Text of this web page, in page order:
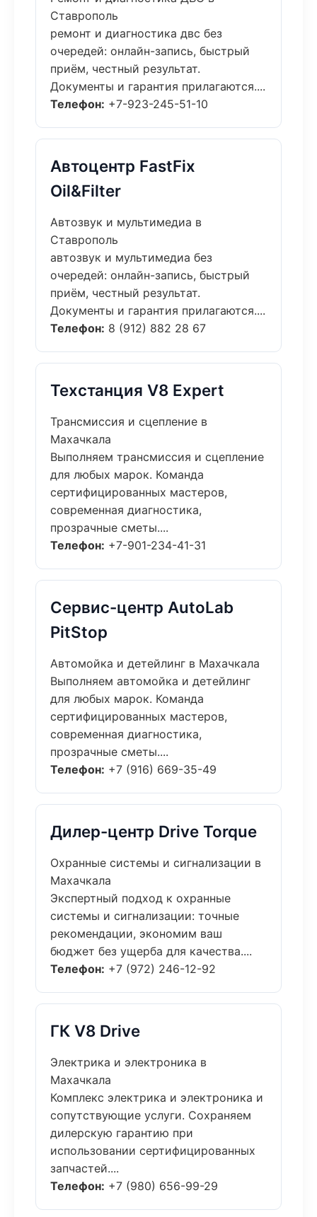
Ставрополь
ремонт и диагностика двс без
очередей: онлайн-запись, быстрый
приём, честный результат.
Документы и гарантия прилагаются....
Телефон: +7-923-245-51-10
Автоцентр FastFix
Oil&Filter
Автозвук и мультимедиа в
Ставрополь
автозвук и мультимедиа без
очередей: онлайн-запись, быстрый
приём, честный результат.
Документы и гарантия прилагаются....
Телефон: 8 (912) 882 28 67
Техстанция V8 Expert
Трансмиссия и сцепление в
Махачкала
Выполняем трансмиссия и сцепление
для любых марок. Команда
сертифицированных мастеров,
современная диагностика,
прозрачные сметы....
Телефон: +7-901-234-41-31
Сервис-центр AutoLab
PitStop
Автомойка и детейлинг в Махачкала
Выполняем автомойка и детейлинг
для любых марок. Команда
сертифицированных мастеров,
современная диагностика,
прозрачные сметы....
Телефон: +7 (916) 669-35-49
Дилер-центр Drive Torque
Охранные системы и сигнализации в
Махачкала
Экспертный подход к охранные
системы и сигнализации: точные
рекомендации, экономим ваш
бюджет без ущерба для качества....
Телефон: +7 (972) 246-12-92
ГК V8 Drive
Электрика и электроника в
Махачкала
Комплекс электрика и электроника и
сопутствующие услуги. Сохраняем
дилерскую гарантию при
использовании сертифицированных
запчастей....
Телефон: +7 (980) 656-99-29